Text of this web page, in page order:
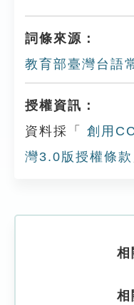
詞條來源：
教育部臺灣台語
授權資訊：
資料採「
創用
灣3.0版授權條款
相
相